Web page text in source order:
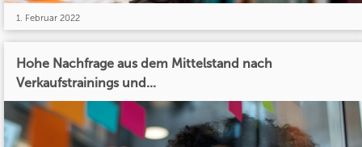
1. Februar 2022
Hohe Nachfrage aus dem Mittelstand nach
Verkaufstrainings und...